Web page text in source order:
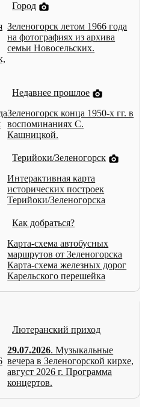
Город
Зеленогорск летом 1966 года
на фотографиях из архива
семьи Новосельских.
Недавнее прошлое
Зеленогорск конца 1950-х гг. в
воспоминаниях С.
Кашницкой.
Терийоки/Зеленогорск
Интерактивная карта
исторических построек
Терийоки/Зеленогорска
Как добраться?
Карта-схема автобусных
маршрутов от Зеленогорска
Карта-схема железных дорог
Карельского перешейка
Лютеранский приход
29.07.2026. Музыкальные
вечера в Зеленогорской кирхе,
август 2026 г. Программа
концертов.